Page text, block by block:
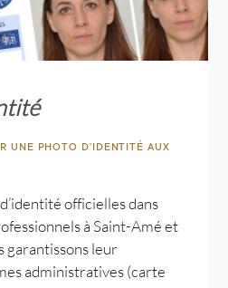
UNE PHOTO D'IDENTITÉ AUX
officielles dans
à Saint-Amé et
garantissons leur
administratives (carte